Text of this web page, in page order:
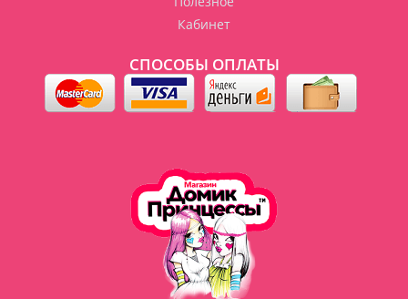
Кабинет
СПОСОБЫ ОПЛАТЫ